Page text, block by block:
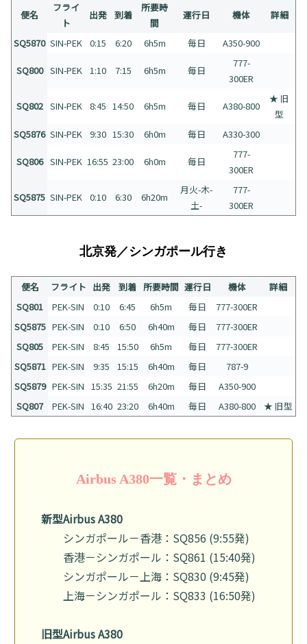
便名
フライ
ト
出発 到着
所要時
間
運行日 機体 詳細
SQ5870 SIN-PEK 0:15 6:20 6h5m 毎日 A350-900
SQ800 SIN-PEK 1:10 7:15 6h5m 毎日
777-
300ER
SQ802 SIN-PEK 8:45 14:50 6h5m 毎日 A380-800
★ 旧
型
SQ5876 SIN-PEK 9:30 15:30 6h0m 毎日 A330-300
SQ806 SIN-PEK 16:55 23:00 6h0m 毎日
777-
300ER
SQ5875 SIN-PEK 0:10 6:30 6h20m
月火-木-
土-
777-
300ER
北京発／シンガポール行き
便名 フライト 出発 到着 所要時間 運行日 機体
詳細
SQ801
PEK-SIN 0:10 6:45 6h5m 毎日
777-300ER
SQ5875 PEK-SIN 0:10 6:50 6h40m 毎日
777-300ER
SQ805
PEK-SIN 8:45 15:50 6h5m 毎日
777-300ER
SQ5871 PEK-SIN 9:35 15:15 6h40m 毎日
787-9
SQ5879 PEK-SIN 15:35 21:55 6h20m 毎日
A350-900
SQ807
PEK-SIN 16:40 23:20 6h40m 毎日 A380-800 ★ 旧型
Airbus A380一覧・まとめ
新型Airbus A380
シンガポール－香港：SQ856 (9:55発)
香港－シンガポール：SQ861 (15:40発)
シンガポール－上海：SQ830 (9:45発)
上海－シンガポール：SQ833 (16:50発)
旧型Airbus A380